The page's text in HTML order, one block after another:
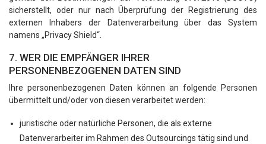
sicherstellt, oder nur nach Überprüfung der Registrierung des
externen Inhabers der Datenverarbeitung über das System
namens „Privacy Shield“.
7. WER DIE EMPFÄNGER IHRER
PERSONENBEZOGENEN DATEN SIND
Ihre personenbezogenen Daten können an folgende Personen
übermittelt und/oder von diesen verarbeitet werden:
juristische oder natürliche Personen, die als externe
Datenverarbeiter im Rahmen des Outsourcings tätig sind und